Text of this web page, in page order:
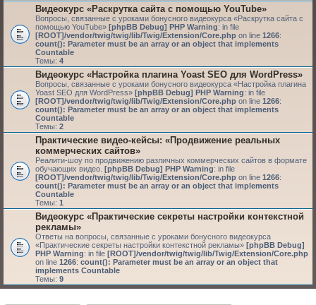
Видеокурс «Раскрутка сайта с помощью YouTube»
Вопросы, связанные с уроками бонусного видеокурса «Раскрутка сайта с
помощью YouTube» [phpBB Debug] PHP Warning: in file
[ROOT]/vendor/twig/twig/lib/Twig/Extension/Core.php on line 1266:
count(): Parameter must be an array or an object that implements
Countable
Темы: 4
Видеокурс «Настройка плагина Yoast SEO для WordPress»
Вопросы, связанные с уроками бонусного видеокурса «Настройка плагина
Yoast SEO для WordPress» [phpBB Debug] PHP Warning: in file
[ROOT]/vendor/twig/twig/lib/Twig/Extension/Core.php on line 1266:
count(): Parameter must be an array or an object that implements
Countable
Темы: 2
Практические видео-кейсы: «Продвижение реальных
коммерческих сайтов»
Реалити-шоу по продвижению различных коммерческих сайтов в формате
обучающих видео. [phpBB Debug] PHP Warning: in file
[ROOT]/vendor/twig/twig/lib/Twig/Extension/Core.php on line 1266:
count(): Parameter must be an array or an object that implements
Countable
Темы: 1
Видеокурс «Практические секреты настройки контекстной
рекламы»
Ответы на вопросы, связанные с уроками бонусного видеокурса
«Практические секреты настройки контекстной рекламы» [phpBB Debug]
PHP Warning: in file [ROOT]/vendor/twig/twig/lib/Twig/Extension/Core.php
on line 1266: count(): Parameter must be an array or an object that
implements Countable
Темы: 9